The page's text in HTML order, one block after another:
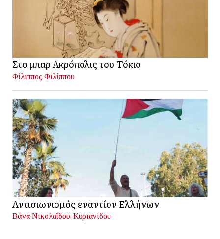
Στο μπαρ Ακρόπολις του Τόκιο
Φίλιππος Φιλίππου
Αντισιωνισμός εναντίον Ελλήνων
Βάνα Νικολαΐδου-Κυριανίδου